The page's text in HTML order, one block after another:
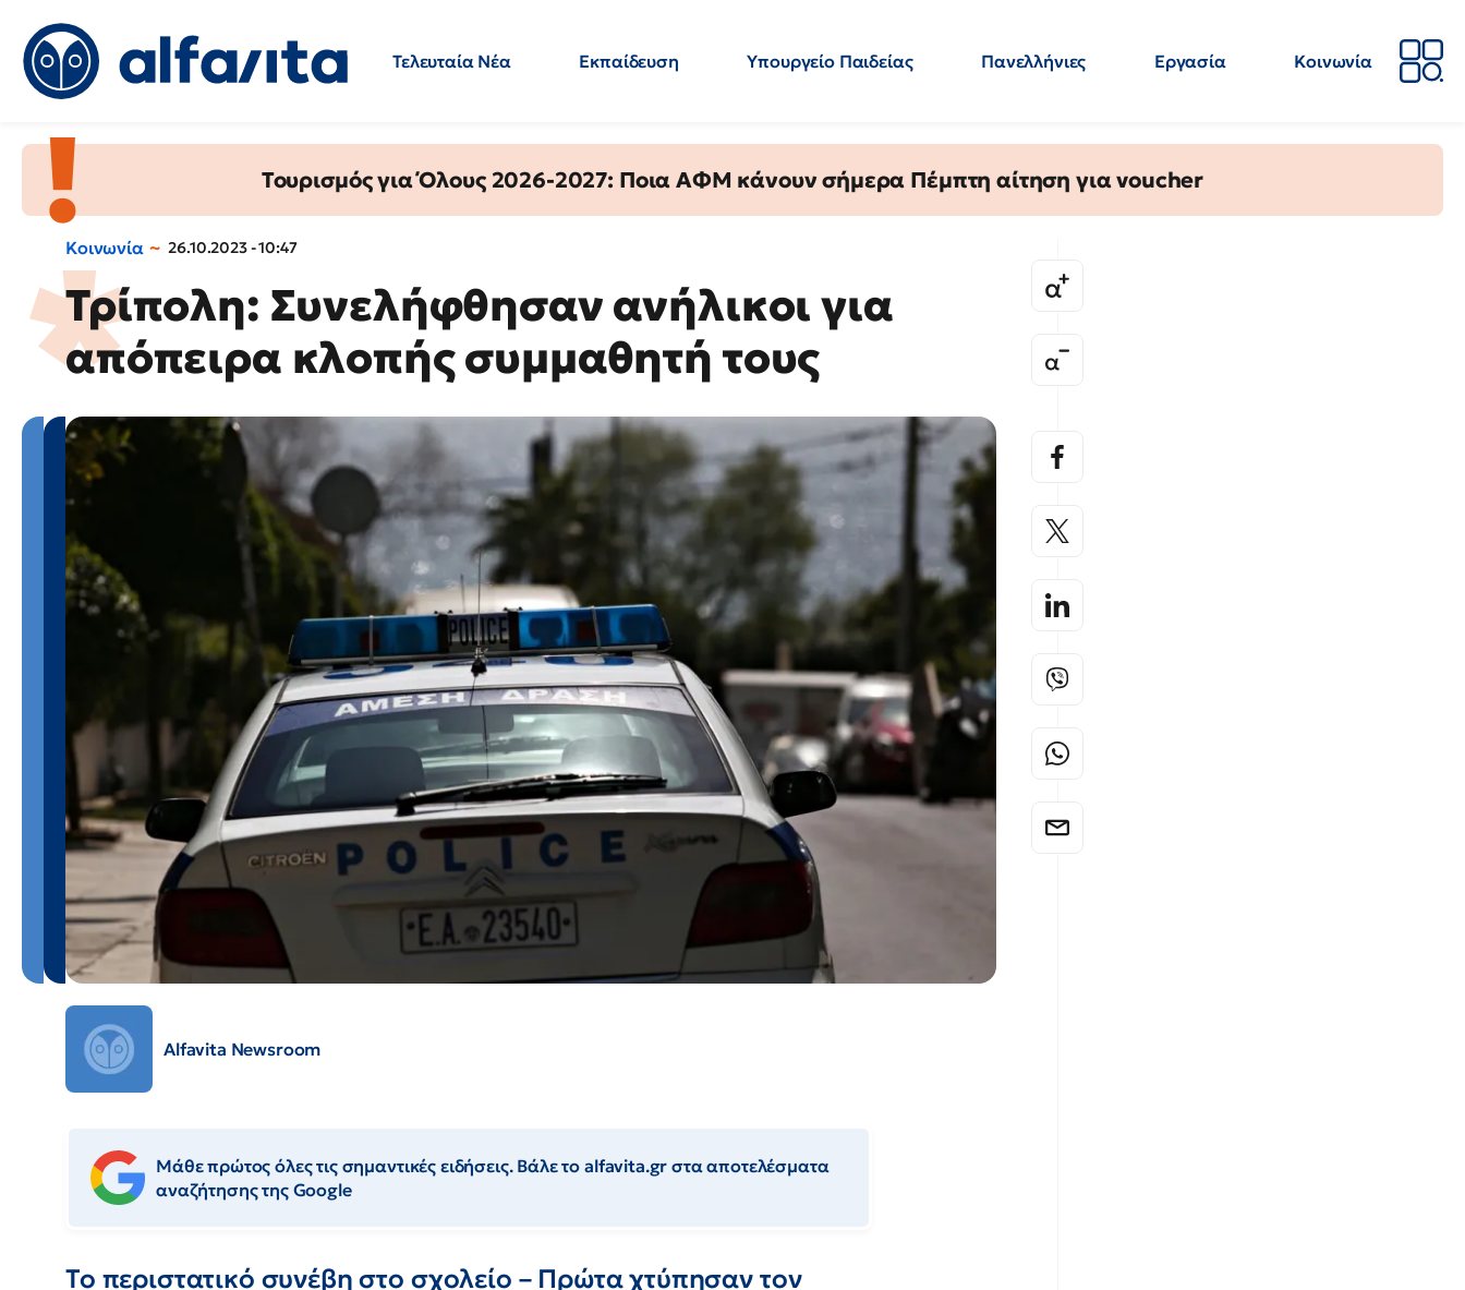
Τελευταία Νέα Εκπαίδευση Υπουργείο Παιδείας Πανελλήνιες Εργασία
Κοινωνία
Τουρισμός για Όλους 2026-2027: Ποια ΑΦΜ κάνουν σήμερα Πέμπτη αίτηση για voucher
Κοινωνία 26.10.2023 - 10:47
Τρίπολη: Συνελήφθησαν ανήλικοι για
απόπειρα κλοπής συμμαθητή τους
Alfavita Newsroom
Μάθε πρώτος όλες τις σημαντικές ειδήσεις. Βάλε το alfavita.gr στα αποτελέσματα
αναζήτησης της Google
Το περιστατικό συνέβη στο σχολείο – Πρώτα χτύπησαν τον